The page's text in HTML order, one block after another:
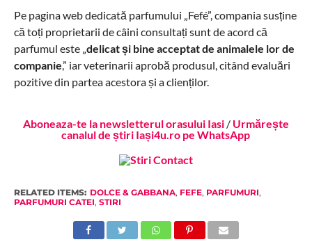
Pe pagina web dedicată parfumului „Fefé”, compania susține
că toți proprietarii de câini consultați sunt de acord că
parfumul este „delicat și bine acceptat de animalele lor de
companie,” iar veterinarii aprobă produsul, citând evaluări
pozitive din partea acestora și a clienților.
Aboneaza-te la newsletterul orasului Iasi/ Urmărește
canalul de știri Iași4u.ro pe WhatsApp
RELATED ITEMS: DOLCE & GABBANA, FEFE, PARFUMURI,
PARFUMURI CATEI, STIRI